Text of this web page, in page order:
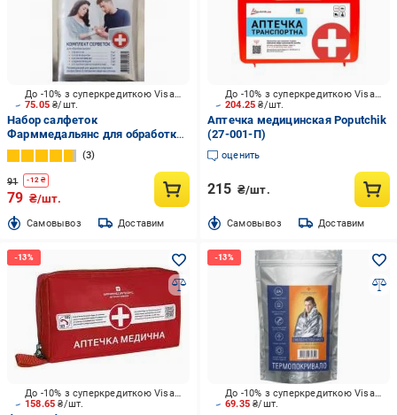
75.05₴/шт.
До -10% з суперкредиткою Visa Вигода
Набор салфеток
Фарммедальянс для обработки
кожи
3
91 -12 ₴
79 ₴/шт.
Cамовывоз Доставим
204.25₴/шт.
До -10% з суперкредиткою Visa Вигода
Аптечка медицинская Poputchik
(27-001-П)
оценить
215 ₴/шт.
Cамовывоз Доставим
158.65₴/шт.
До -10% з суперкредиткою Visa Вигода
69.35₴/шт.
До -10% з суперкредиткою Visa Вигода